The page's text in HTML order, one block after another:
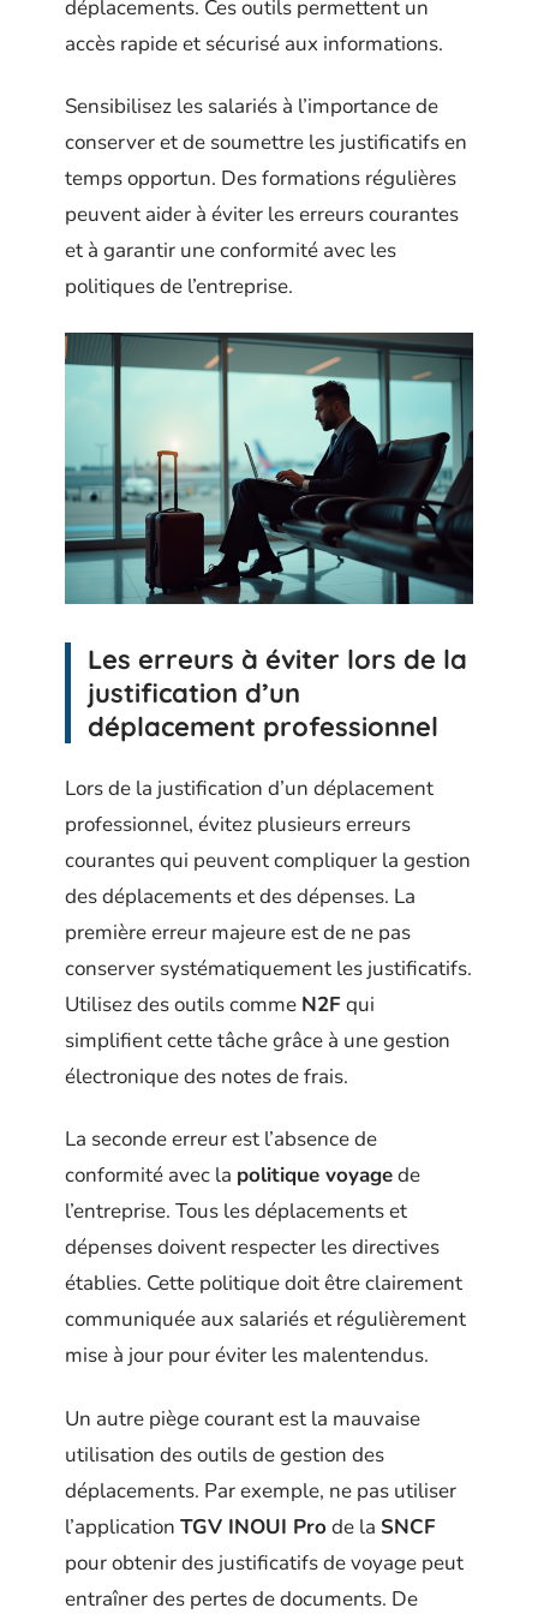
déplacements. Ces outils permettent un
accès rapide et sécurisé aux informations.
Sensibilisez les salariés à l’importance de
conserver et de soumettre les justificatifs en
temps opportun. Des formations régulières
peuvent aider à éviter les erreurs courantes
et à garantir une conformité avec les
politiques de l’entreprise.
Les erreurs à éviter lors de la
justification d’un
déplacement professionnel
Lors de la justification d’un déplacement
professionnel, évitez plusieurs erreurs
courantes qui peuvent compliquer la gestion
des déplacements et des dépenses. La
première erreur majeure est de ne pas
conserver systématiquement les justificatifs.
Utilisez des outils comme N2Fqui
simplifient cette tâche grâce à une gestion
électronique des notes de frais.
La seconde erreur est l’absence de
conformité avec la politique voyagede
l’entreprise. Tous les déplacements et
dépenses doivent respecter les directives
établies. Cette politique doit être clairement
communiquée aux salariés et régulièrement
mise à jour pour éviter les malentendus.
Un autre piège courant est la mauvaise
utilisation des outils de gestion des
déplacements. Par exemple, ne pas utiliser
l’application TGV INOUI Pro de la SNCF
pour obtenir des justificatifs de voyage peut
entraîner des pertes de documents. De